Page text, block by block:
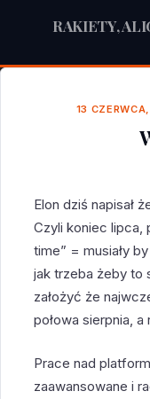
RAKIETY,
13
Elon dziś napisał
Czyli koniec lipca,
time” = musiały
jak trzeba żeby to
założyć że
połowa sierpnia,
Prace nad
zaawansowane i